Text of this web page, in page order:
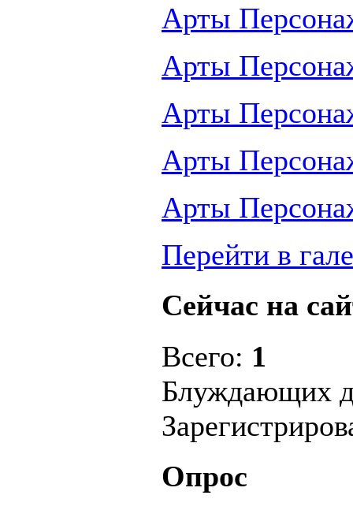
Арты
Арты
Арты
Арты
Арты
Перейти в
Сейчас на
Всего: 1
Блуждающих
Опрос